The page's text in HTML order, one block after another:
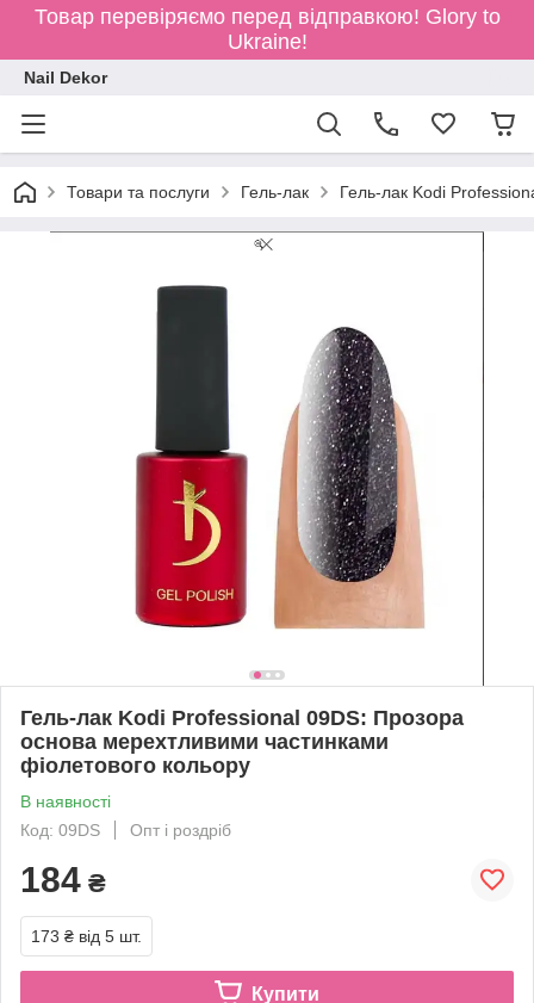
Товар перевіряємо перед відправкою! Glory to
Ukraine!
Nail Dekor
Товари та послуги Гель-лак Гель-лак Kodi
Гель-лак Kodi Professional 09DS: Прозора
основа мерехтливими частинками
фіолетового кольору
В наявності
Код: 09DS
Опт і роздріб
184 ₴
173 ₴ від 5 шт.
Купити